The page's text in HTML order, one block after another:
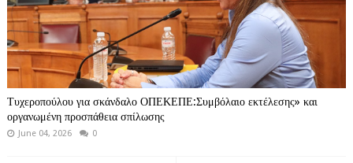
Τυχεροπούλου για σκάνδαλο ΟΠΕΚΕΠΕ:Συμβόλαιο εκτέλεσης» και
οργανωμένη προσπάθεια σπίλωσης
June 04, 2026 0